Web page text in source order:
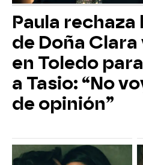
Paula
de Doña Clara
en Toledo
a Tasio: “No
de opinión”